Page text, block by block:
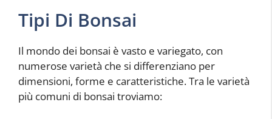
Tipi Di Bonsai
Il mondo dei bonsai è vasto e variegato, con
numerose varietà che si differenziano per
dimensioni, forme e caratteristiche. Tra le varietà
più comuni di bonsai troviamo: